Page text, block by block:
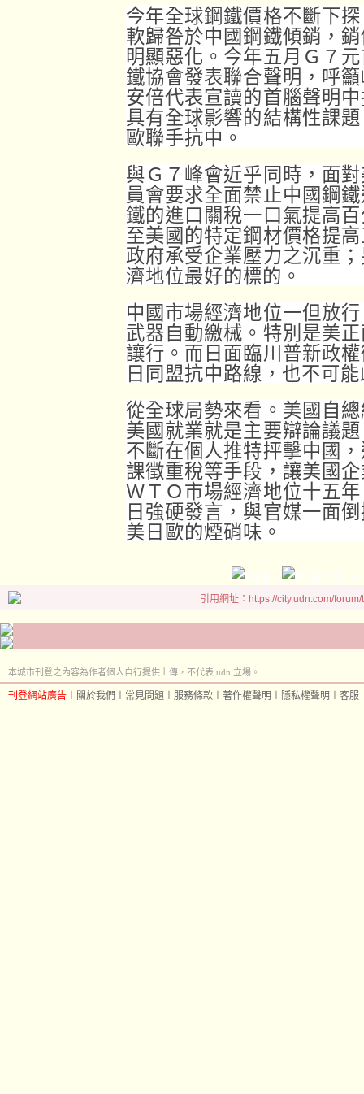
今年全球鋼鐵價格不斷下
軟歸咎於中國鋼鐵傾銷，
明顯惡化。今年五月Ｇ７
鐵協會發表聯合聲明，呼
安倍代表宣讀的首腦聲明
具有全球影響的結構性課
歐聯手抗中。
與Ｇ７峰會近乎同時，面
員會要求全面禁止中國鋼
鐵的進口關稅一口氣提高
至美國的特定鋼材價格提
政府承受企業壓力之沉重
濟地位最好的標的。
中國市場經濟地位一但放
武器自動繳械。特別是美
讓行。而日面臨川普新政
日同盟抗中路線，也不可
從全球局勢來看。美國自
美國就業就是主要辯論議
不斷在個人推特抨擊中國
課徵重稅等手段，讓美國
ＷＴＯ市場經濟地位十五
日強硬發言，與官媒一面
美日歐的煙硝味。
引用網址：https://city.udn.com/
本城市刊登之內容為作者個人自行提供上傳，不代表 udn 立場。
刊登網站廣告 關於我們 常見問題 服務條款 著作權聲明 隱私權聲明 客服